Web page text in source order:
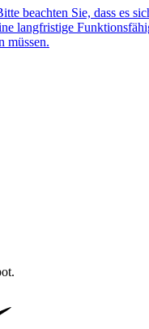
beachten Sie, dass es
langfristige
müssen.